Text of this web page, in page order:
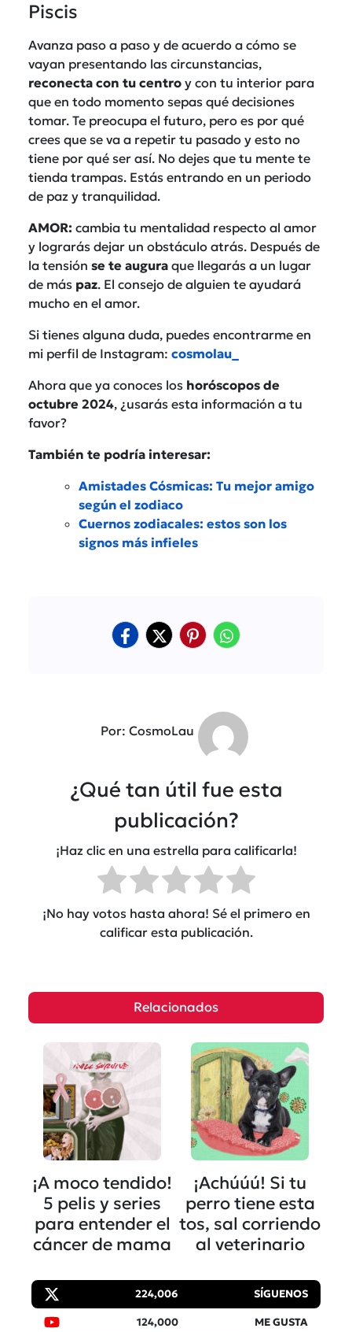
Piscis
Avanza paso a paso y de acuerdo a cómo se
vayan presentando las circunstancias,
reconecta con tu centro y con tu interior para
que en todo momento sepas qué decisiones
tomar. Te preocupa el futuro, pero es por qué
crees que se va a repetir tu pasado y esto no
tiene por qué ser así. No dejes que tu mente te
tienda trampas. Estás entrando en un periodo
de paz y tranquilidad.
AMOR: cambia tu mentalidad respecto al amor
y lograrás dejar un obstáculo atrás. Después de
la tensión se te augura que llegarás a un lugar
de más paz. El consejo de alguien te ayudará
mucho en el amor.
Si tienes alguna duda, puedes encontrarme en
mi perfil de Instagram: cosmolau_
Ahora que ya conoces los horóscopos de
octubre 2024, ¿usarás esta información a tu
favor?
También te podría interesar:
Amistades Cósmicas: Tu mejor amigo
según el zodiaco
Cuernos zodiacales: estos son los
signos más infieles
Por: CosmoLau
¿Qué tan útil fue esta
publicación?
¡Haz clic en una estrella para calificarla!
¡No hay votos hasta ahora! Sé el primero en
calificar esta publicación.
Relacionados
¡A moco tendido!
5 pelis y series
para entender el
cáncer de mama
¡Achúúú! Si tu
perro tiene esta
tos, sal corriendo
al veterinario
224,006 SÍGUENOS
124,000 ME GUSTA